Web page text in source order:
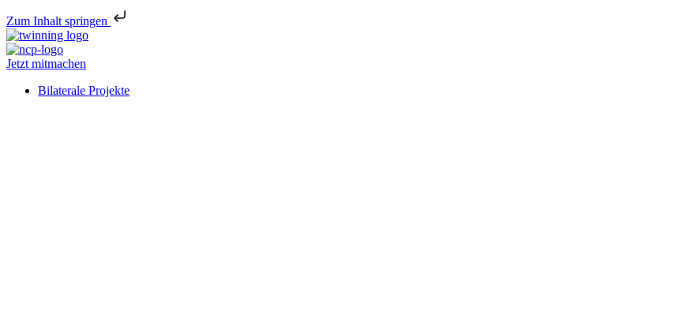
Zum Inhalt springen
Jetzt mitmachen
Bilaterale Projekte